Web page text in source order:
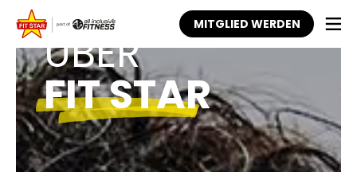
MITGLIED WERDEN
DAS SIND WIR
ÜBER
FIT STAR